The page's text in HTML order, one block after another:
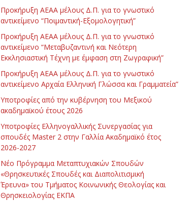
Προκήρυξη ΑΕΑΑ μέλους Δ.Π. για το γνωστικό
αντικείμενο “Ποιμαντική-Εξομολογητική”
Προκήρυξη ΑΕΑΑ μέλους Δ.Π. για το γνωστικό
αντικείμενο “Μεταβυζαντινή και Νεότερη
Εκκλησιαστική Τέχνη με έμφαση στη Ζωγραφική”
Προκήρυξη ΑΕΑΑ μέλους Δ.Π. για το γνωστικό
αντικείμενο Αρχαία Ελληνική Γλώσσα και Γραμματεία”
Υποτροφίες από την κυβέρνηση του Μεξικού
ακαδημαϊκού έτους 2026
Υποτροφίες Ελληνογαλλικής Συνεργασίας για
σπουδές Master 2 στην Γαλλία Ακαδημαϊκό έτος
2026-2027
Νέο Πρόγραμμα Μεταπτυχιακών Σπουδών
«Θρησκευτικές Σπουδές και Διαπολιτισμική
Έρευνα» του Τμήματος Κοινωνικής Θεολογίας και
Θρησκειολογίας ΕΚΠΑ